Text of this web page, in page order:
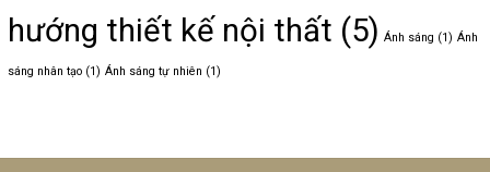
hướng thiết kế nội thất (5) Ánh sáng (1) Ánh
sáng nhân tạo (1) Ánh sáng tự nhiên (1)